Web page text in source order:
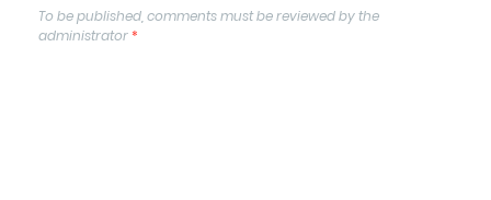
To be published, comments must be reviewed by the
administrator*